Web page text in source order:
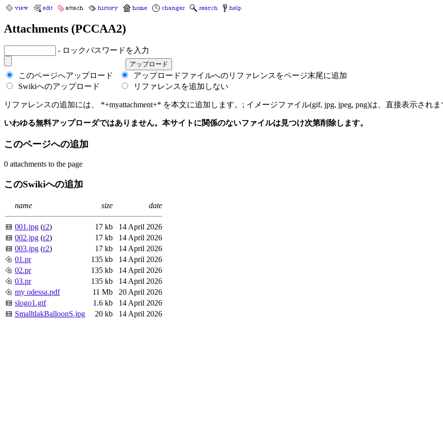
Attachments (PCCAA2)
- ロックパスワードを入力
このページへアップロード
Swikiへのアップロード
アップロードファイルへのリファレンスをページ末尾に追加
リファレンスを追加しない
リファレンスの追加には、 *+myattachment+* を本文に追加します。; イメージファイル(gif, jpg, jpeg, png)は、直接表示され
いわゆる無料アップローダではありません。本サイトに関係のないファイルは見つけ次第削除します。
このページへの追加
0 attachments to the page
このSwikiへの追加
name size date
001.jpg (r2) 17 kb
14 April 2026
002.jpg (r2) 17 kb
14 April 2026
003.jpg (r2) 17 kb
14 April 2026
01.pr
135 kb
14 April 2026
02.pr
135 kb
14 April 2026
03.pr
135 kb
14 April 2026
my odessa.pdf
11 Mb
20 April 2026
slogo1.gif
1.6 kb
14 April 2026
SmalltlakBalloonS.jpg
20 kb 14 April 2026